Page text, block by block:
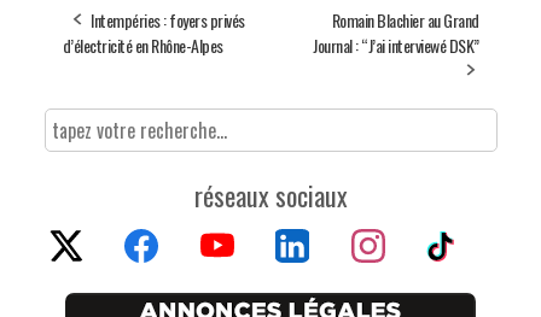
Intempéries : foyers privés
d’électricité en Rhône-Alpes
Romain Blachier au Grand
Journal : “J’ai interviewé DSK”
réseaux sociaux